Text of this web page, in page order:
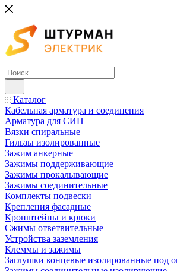
Каталог
Кабельная арматура и соединения
Арматура для СИП
Вязки спиральные
Гильзы изолированные
Зажим анкерные
Зажимы поддерживающие
Зажимы прокалывающие
Зажимы соединительные
Комплекты подвески
Крепления фасадные
Кронштейны и крюки
Сжимы ответвительные
Устройства заземления
Клеммы и зажимы
Заглушки концевые изолированные под